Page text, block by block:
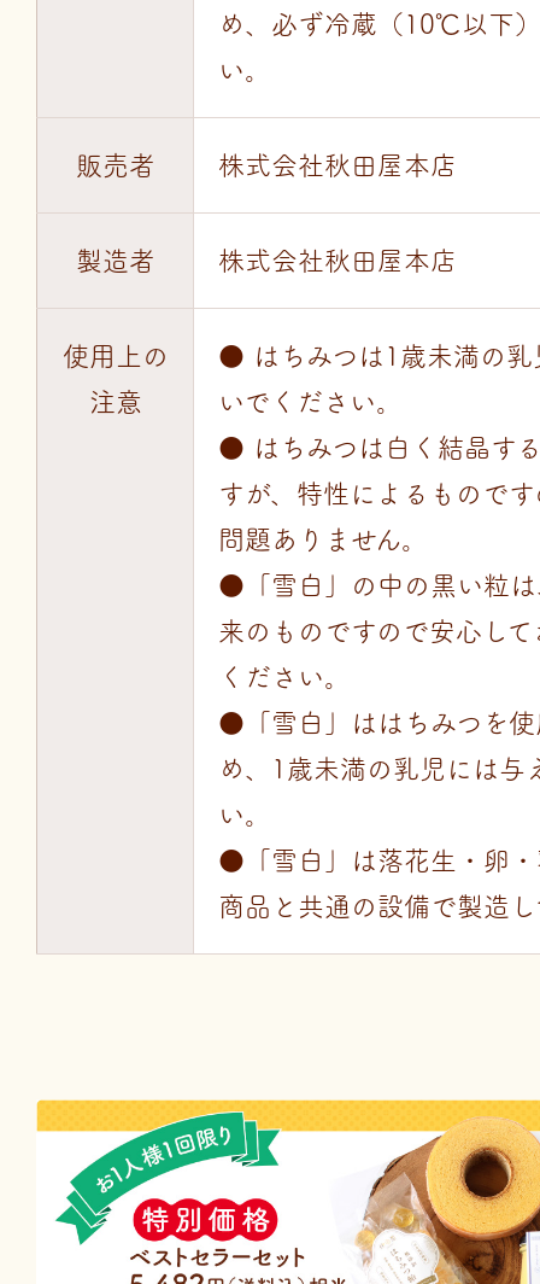
め、必ず冷蔵（10℃以下
い。
販売者 株式会社秋田屋本店
製造者 株式会社秋田屋本店
使用上の
注意
● はちみつは1歳未満の乳
いでください。
● はちみつは白く結晶す
すが、特性によるもので
問題ありません。
●「雪白」の中の黒い粒
来のものですので安心し
ください。
●「雪白」ははちみつを使
め、1歳未満の乳児には与
い。
●「雪白」は落花生・卵
商品と共通の設備で製造し